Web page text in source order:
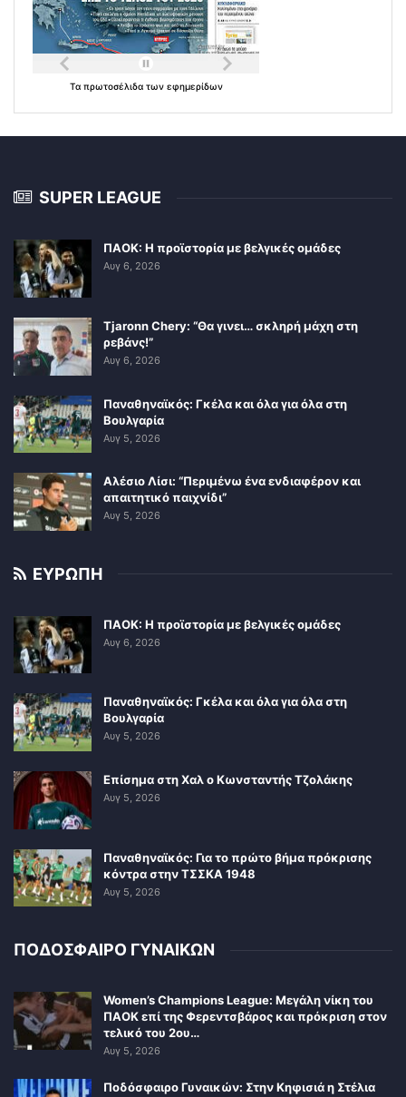
Τα πρωτοσέλιδα των εφημερίδων
SUPER LEAGUE
ΠΑΟΚ: Η προϊστορία με βελγικές ομάδες
Αυγ 6, 2026
Tjaronn Chery: “Θα γινει… σκληρή μάχη στη
ρεβάνς!”
Αυγ 6, 2026
Παναθηναϊκός: Γκέλα και όλα για όλα στη
Βουλγαρία
Αυγ 5, 2026
Αλέσιο Λίσι: “Περιμένω ένα ενδιαφέρον και
απαιτητικό παιχνίδι”
Αυγ 5, 2026
ΕΥΡΩΠΗ
ΠΑΟΚ: Η προϊστορία με βελγικές ομάδες
Αυγ 6, 2026
Παναθηναϊκός: Γκέλα και όλα για όλα στη
Βουλγαρία
Αυγ 5, 2026
Επίσημα στη Χαλ ο Κωνσταντής Τζολάκης
Αυγ 5, 2026
Παναθηναϊκός: Για το πρώτο βήμα πρόκρισης
κόντρα στην ΤΣΣΚΑ 1948
Αυγ 5, 2026
ΠΟΔΟΣΦΑΙΡΟ ΓΥΝΑΙΚΩΝ
Women’s Champions League: Μεγάλη νίκη του
ΠΑΟΚ επί της Φερεντσβάρος και πρόκριση στον
τελικό του 2ου…
Αυγ 5, 2026
Ποδόσφαιρο Γυναικών: Στην Κηφισιά η Στέλια